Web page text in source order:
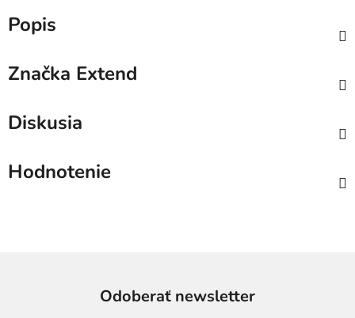
Popis
Značka Extend
Diskusia
Hodnotenie
Odoberať newsletter